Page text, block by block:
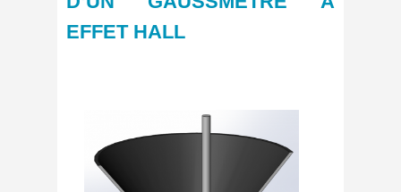
EFFET HALL